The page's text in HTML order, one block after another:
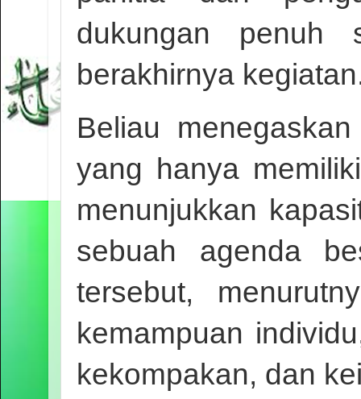
dukungan penuh
berakhirnya
Beliau
yang hanya
menunjukkan
sebuah agenda
tersebut,
kemampuan
kekompakan, dan